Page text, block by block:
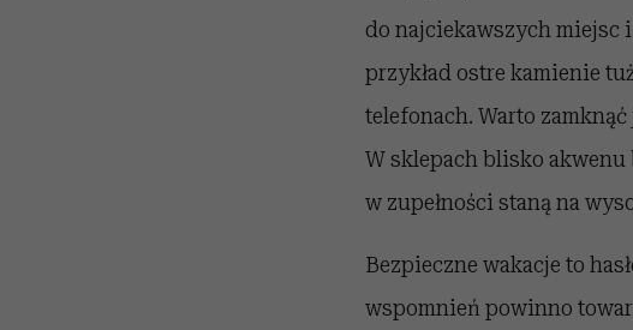
do najciekawszych miejsc
przykład ostre kamienie
telefonach. Warto
W sklepach blisko
w zupełności staną na
Bezpieczne wakacje to
wspomnień powinno